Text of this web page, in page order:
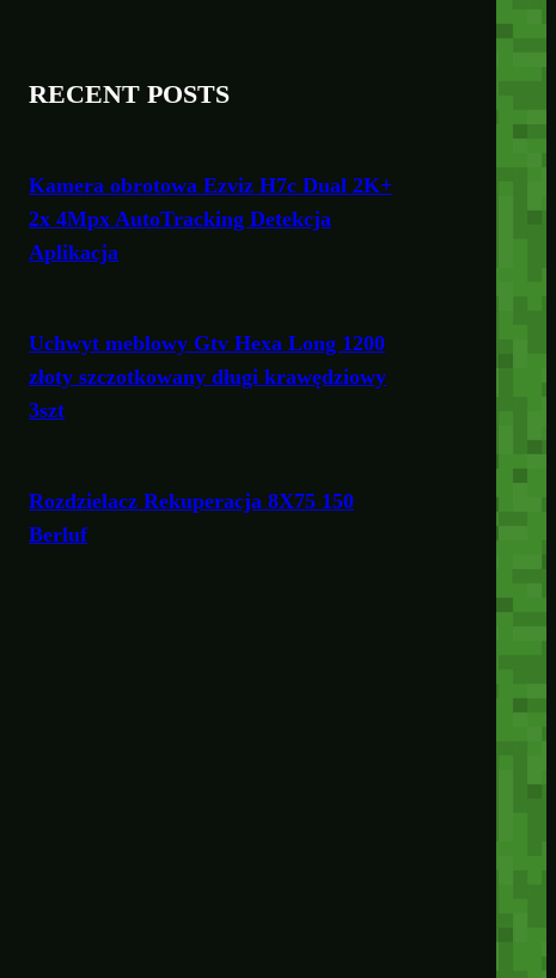
RECENT POSTS
Kamera obrotowa Ezviz H7c Dual 2K+
2x 4Mpx AutoTracking Detekcja
Aplikacja
Uchwyt meblowy Gtv Hexa Long 1200
złoty szczotkowany długi krawędziowy
3szt
Rozdzielacz Rekuperacja 8X75 150
Berluf